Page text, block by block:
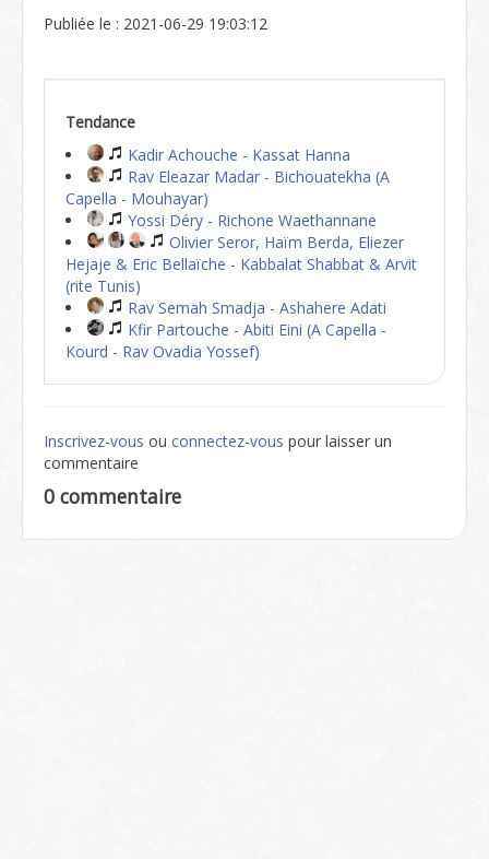
Publiée le : 2021-06-29 19:03:12
Tendance
Kadir Achouche - Kassat Hanna
Rav Eleazar Madar - Bichouatekha (A
Capella - Mouhayar)
Yossi Déry - Richone Waethannane
Olivier Seror, Haïm Berda, Eliezer
Hejaje & Eric Bellaïche - Kabbalat Shabbat & Arvit
(rite Tunis)
Rav Semah Smadja - Ashahere Adati
Kfir Partouche - Abiti Eini (A Capella -
Kourd - Rav Ovadia Yossef)
Inscrivez-vous ou connectez-vous pour laisser un
commentaire
0 commentaire